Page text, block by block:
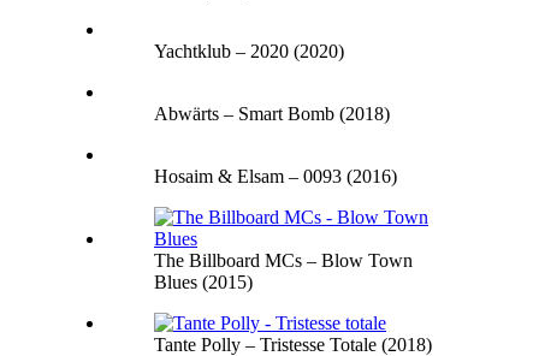
Yachtklub – 2020 (2020)
Abwärts – Smart Bomb (2018)
Hosaim & Elsam – 0093 (2016)
The Billboard MCs – Blow Town
Blues (2015)
Tante Polly – Tristesse Totale (2018)